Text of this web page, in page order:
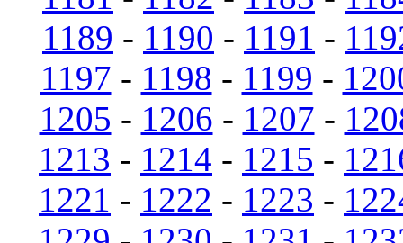
1189 - 1190 - 1191 -
1197 - 1198 - 1199 -
1205 - 1206 - 1207 -
1213 - 1214 - 1215 -
1221 - 1222 - 1223 -